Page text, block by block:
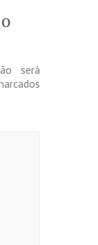
será